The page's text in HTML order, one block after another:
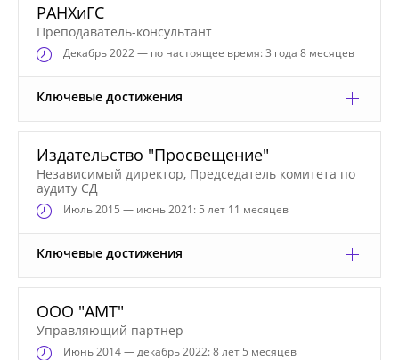
РАНХиГС
Преподаватель-консультант
Декабрь2022 — по настоящее время: 3 года 8 месяцев
Ключевые достижения
Издательство "Просвещение"
Независимый директор, Председатель комитета по
аудиту СД
Июль2015 — июнь 2021: 5 лет 11 месяцев
Ключевые достижения
ООО "АМТ"
Управляющий партнер
Июнь2014 — декабрь 2022: 8 лет 5 месяцев